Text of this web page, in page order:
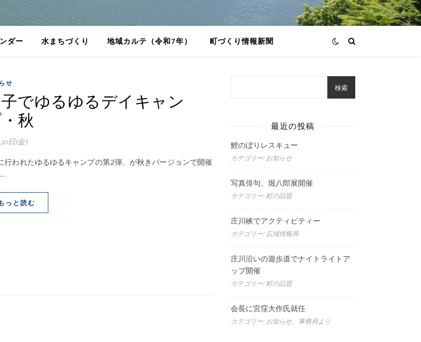
ダー 水まちづくり 地域カルテ（令和7年） 町づくり情報新聞
せ
でゆるゆるデイキャン
秋
日(金)
行われたゆるゆるキャンプの第2弾、が秋きバージョンで開催
っと読む
検索
最近の投稿
鯉のぼりレスキュー
カテゴリー: お知らせ
写真俳句、堀八郎展開催
カテゴリー: 町の話題
庄川峡でアクティビティー
カテゴリー: 広域情報局
庄川沿いの遊歩道でナイトライトア
ップ開催
カテゴリー: 町の話題
会長に宮窪大作氏就任
カテゴリー: お知らせ、事務局より